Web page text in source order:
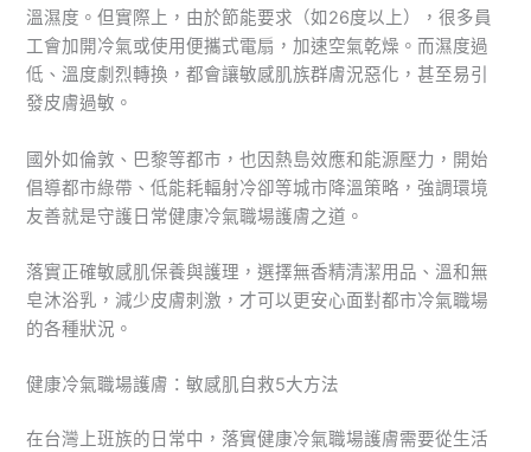
溫濕度。但實際上，由於節能要求（如26度以上），很多員
工會加開冷氣或使用便攜式電扇，加速空氣乾燥。而濕度過
低、溫度劇烈轉換，都會讓敏感肌族群膚況惡化，甚至易引
發皮膚過敏。
國外如倫敦、巴黎等都市，也因熱島效應和能源壓力，開始
倡導都市綠帶、低能耗輻射冷卻等城市降溫策略，強調環境
友善就是守護日常健康冷氣職場護膚之道。
落實正確敏感肌保養與護理，選擇無香精清潔用品、溫和無
皂沐浴乳，減少皮膚刺激，才可以更安心面對都市冷氣職場
的各種狀況。
健康冷氣職場護膚：敏感肌自救5大方法
在台灣上班族的日常中，落實健康冷氣職場護膚需要從生活